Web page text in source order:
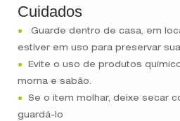
Cuidados
●
Guarde dentro de casa, em
estiver em uso para preservar
●
Evite o uso de produtos
morna e sabão.
● Se o item molhar, deixe secar
guardá-lo